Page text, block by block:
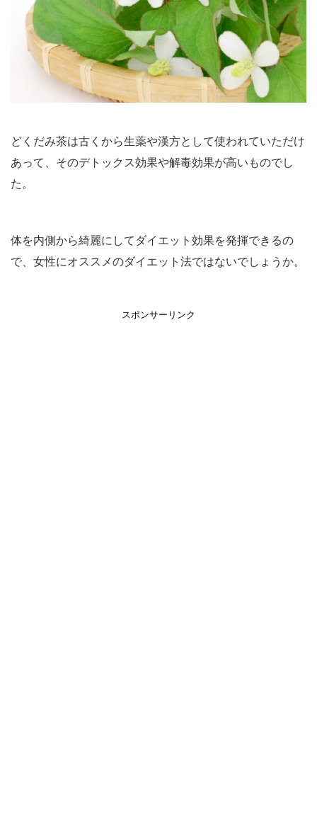
どくだみ茶は古くから生薬や漢方として使われていただけ
あって、そのデトックス効果や解毒効果が高いものでし
た。
体を内側から綺麗にしてダイエット効果を発揮できるの
で、女性にオススメのダイエット法ではないでしょうか。
スポンサーリンク